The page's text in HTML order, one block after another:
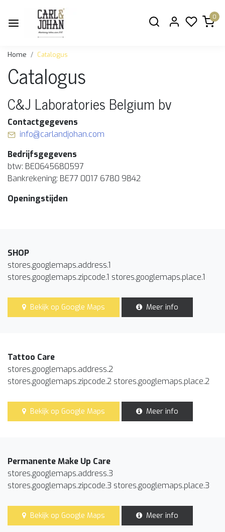
0
Home Catalogus
Catalogus
C&J Laboratories Belgium bv
Contactgegevens
info@carlandjohan.com
Bedrijfsgegevens
btw: BE0645680597
Bankrekening: BE77 0017 6780 9842
Openingstijden
SHOP
stores.googlemaps.address.1
stores.googlemaps.zipcode.1 stores.googlemaps.place.1
Bekijk op Google Maps Meer info
Tattoo Care
stores.googlemaps.address.2
stores.googlemaps.zipcode.2 stores.googlemaps.place.2
Bekijk op Google Maps Meer info
Permanente Make Up Care
stores.googlemaps.address.3
stores.googlemaps.zipcode.3 stores.googlemaps.place.3
Bekijk op Google Maps Meer info